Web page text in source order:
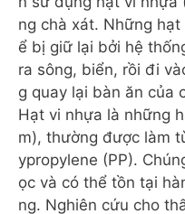
ng chà xát. Những
ể bị giữ lại bởi hệ
ra sông, biển, rồi đi
g quay lại bàn ăn của
Hạt vi nhựa là những
m), thường được làm
ypropylene (PP).
ọc và có thể tồn tại
ng. Nghiên cứu cho